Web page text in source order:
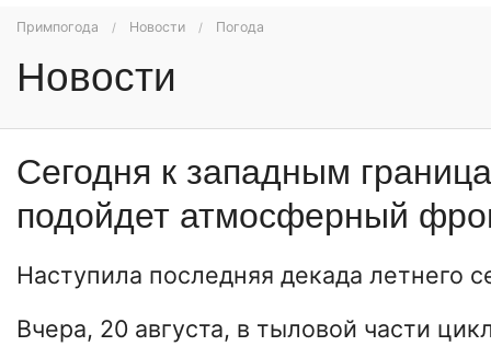
Примпогода Новости Погода
Новости
Сегодня к западным
подойдет атмосферный
Наступила последняя декада летнего
Вчера, 20 августа, в тыловой части